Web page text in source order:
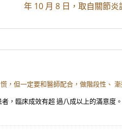
年 10 月 8 日，取自關節
，但一定要和醫師配合，做階段性、
，臨床成效有超 過八成以上的滿意